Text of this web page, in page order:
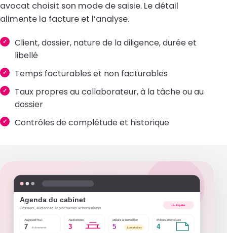
avocat choisit son mode de saisie. Le détail
alimente la facture et l’analyse.
Client, dossier, nature de la diligence, durée et
libellé
Temps facturables et non facturables
Taux propres au collaborateur, à la tâche ou au
dossier
Contrôles de complétude et historique